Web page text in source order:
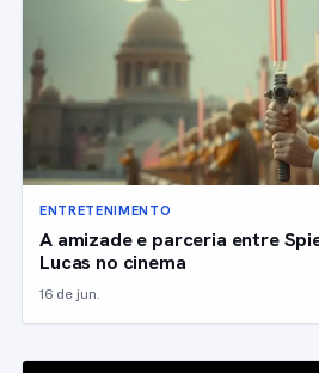
ENTRETENIMENTO
A amizade e parceria entre
Lucas no cinema
16 de jun.